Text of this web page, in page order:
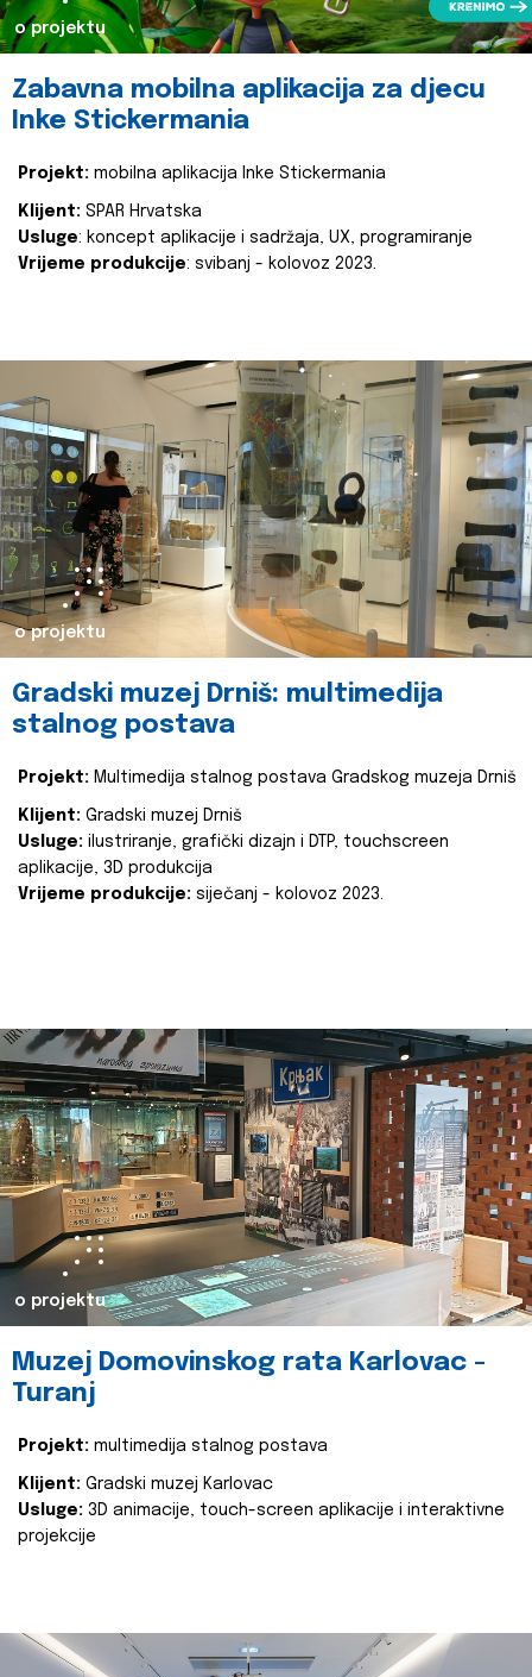
o projektu
Zabavna mobilna aplikacija za djecu
Inke Stickermania
Projekt: mobilna aplikacija Inke Stickermania
Klijent: SPAR Hrvatska
Usluge: koncept aplikacije i sadržaja, UX, programiranje
Vrijeme produkcije: svibanj - kolovoz 2023.
o projektu
Gradski muzej Drniš: multimedija
stalnog postava
Projekt: Multimedija stalnog postava Gradskog muzeja Drniš
Klijent: Gradski muzej Drniš
Usluge: ilustriranje, grafički dizajn i DTP, touchscreen
aplikacije, 3D produkcija
Vrijeme produkcije: siječanj - kolovoz 2023.
o projektu
Muzej Domovinskog rata Karlovac -
Turanj
Projekt: multimedija stalnog postava
Klijent: Gradski muzej Karlovac
Usluge: 3D animacije, touch-screen aplikacije i interaktivne
projekcije